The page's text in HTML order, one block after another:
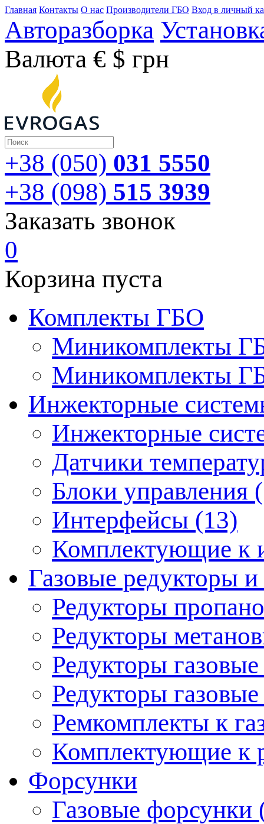
Главная Контакты О нас Производители ГБО Вход в личный
Авторазборка
Валюта € $ грн
+38 (050) 031 5550
+38 (098) 515 3939
Заказать звонок
0
Корзина пуста
Комплекты ГБО
Миникомплекты
Миникомплекты
Инжекторные
Инжекторные
Датчики
Блоки управления
Интерфейсы (13)
Комплектующие к
Газовые редукторы
Редукторы
Редукторы
Редукторы
Редукторы
Ремкомплекты к
Комплектующие к
Форсунки
Газовые форсунки